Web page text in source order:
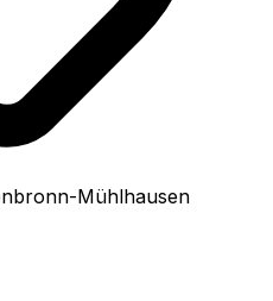
Mühlhausen